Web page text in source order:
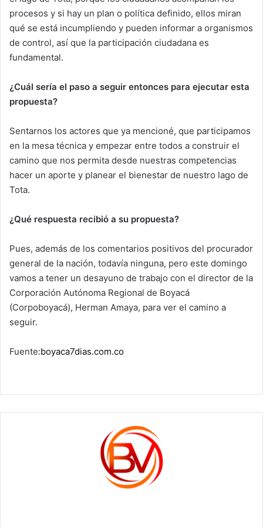
procesos y si hay un plan o política definido, ellos miran
qué se está incumpliendo y pueden informar a organismos
de control, así que la participación ciudadana es
fundamental.
¿Cuál sería el paso a seguir entonces para ejecutar esta
propuesta?
Sentarnos los actores que ya mencioné, que participamos
en la mesa técnica y empezar entre todos a construir el
camino que nos permita desde nuestras competencias
hacer un aporte y planear el bienestar de nuestro lago de
Tota.
¿Qué respuesta recibió a su propuesta?
Pues, además de los comentarios positivos del procurador
general de la nación, todavía ninguna, pero este domingo
vamos a tener un desayuno de trabajo con el director de la
Corporación Autónoma Regional de Boyacá
(Corpoboyacá), Herman Amaya, para ver el camino a
seguir.
Fuente:boyaca7dias.com.co